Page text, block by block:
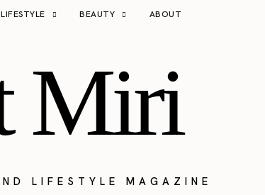
LIFESTYLE BEAUTY ABOUT
Miri
LIFESTYLE MAGAZINE